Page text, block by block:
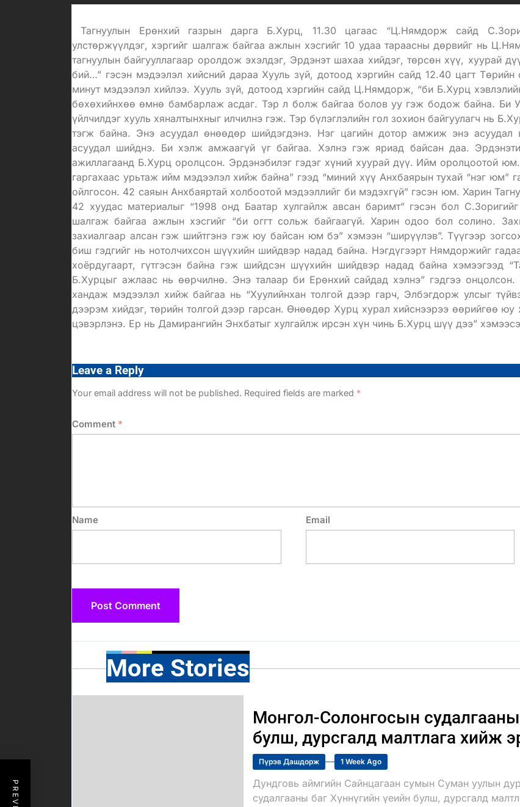
Тагнуулын Ерөнхий газрын дарга Б.Хурц, 11.30 цагаас “Ц.Нямдорж сайд
улстөржүүлдэг, хэргийг шалгаж байгаа ажлын хэсгийг 10 удаа тараасны дөрвийг нь
тагнуулын байгууллагаар оролдож эхэлдэг, Эрдэнэт шахаа хийдэг, төрсөн хүү, хуурай
бий…” гэсэн мэдээлэл хийсний дараа Хууль зүй, дотоод хэргийн сайд 12.40 цагт Төрийн
минут мэдээлэл хийлээ. Хууль зүй, дотоод хэргийн сайд Ц.Нямдорж, “би Б.Хурц
бөхөхийнхөө өмнө бамбарлаж асдаг. Тэр л болж байгаа болов уу гэж бодож байна. Би
үйлчилдэг хууль хяналтынхныг илчилнэ гэж. Тэр бүлэглэлийн гол зохион байгуулагч нь
тэгж байна. Энэ асуудал өнөөдөр шийдэгдэнэ. Нэг цагийн дотор амжиж энэ
асуудал шийднэ. Би хэлж амжаагүй үг байгаа. Хэлнэ гэж яриад байсан даа.
ажиллагаанд Б.Хурц оролцсон. Эрдэнэбилэг гэдэг хүний хуурай дүү. Ийм оролцоотой
гаргахаас урьтаж ийм мэдээлэл хийж байна” гээд “миний хүү Анхбаярын тухай “нэг юм”
ойлгосон. 42 саяын Анхбаяртай холбоотой мэдээллийг би мэдэхгүй” гэсэн юм. Харин
42 хуудас материалыг “1998 онд Баатар хулгайлж авсан баримт” гэсэн бол
шалгаж байгаа ажлын хэсгийг “би оггт сольж байгаагүй. Харин одоо бол солино.
захиалгаар алсан гэж шийтгэнэ гэж юу байсан юм бэ” хэмээн “ширүүлэв”. Түүгээр
биш гэдгийг нь нотолчихсон шүүхийн шийдвэр надад байна. Нэгдүгээрт Нямдоржийг
хоёрдугаарт, гүтгэсэн байна гэж шийдсэн шүүхийн шийдвэр надад байна хэмээгээд
Б.Хурцыг ажлаас нь өөрчилнө. Энэ талаар би Ерөнхий сайдад хэлнэ” гэдгээ онцолсон.
хандаж мэдээлэл хийж байгаа нь “Хуулийнхан толгой дээр гарч, Элбэгдорж улсыг
дээрэм хийдэг, төрийн толгой дээр гарсан. Өнөөдөр Хурц хурал хийснээрээ өөрийгөө юу
цэвэрлэнэ. Ер нь Дамирангийн Энхбатыг хулгайлж ирсэн хүн чинь Б.Хурц шүү дээ”
Leave a Reply
Your email address will not be published. Required fields are marked *
Comment *
Name Email
More Stories
Монгол-Солонгосын
булш, дурсгалд малтлага хийж
Пүрэв Дашдорж 1 Week Ago
Дундговь аймгийн Сайнцагаан сумын Суман уулын
судалгааны баг Хүннүгийн үеийн булш, дурсгалд